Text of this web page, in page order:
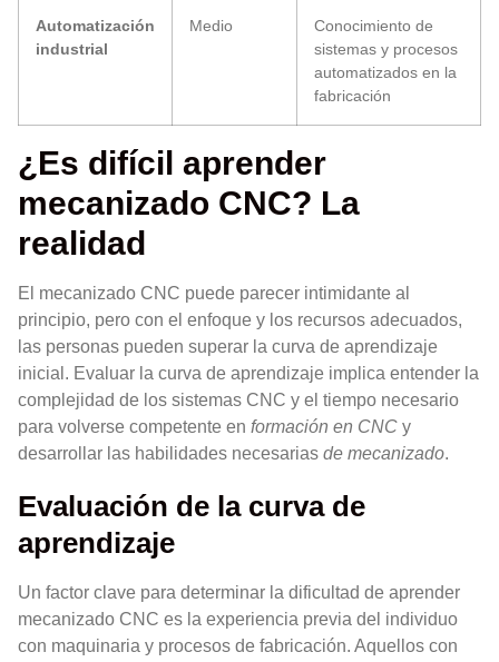
Automatización
industrial
Medio
Conocimiento de
sistemas y procesos
automatizados en la
fabricación
¿Es difícil aprender
mecanizado CNC? La
realidad
El mecanizado CNC puede parecer intimidante al
principio, pero con el enfoque y los recursos adecuados,
las personas pueden superar la curva de aprendizaje
inicial. Evaluar la curva de aprendizaje implica entender la
complejidad de los sistemas CNC y el tiempo necesario
para volverse competente en formación en CNC y
desarrollar las habilidades necesarias de mecanizado.
Evaluación de la curva de
aprendizaje
Un factor clave para determinar la dificultad de aprender
mecanizado CNC es la experiencia previa del individuo
con maquinaria y procesos de fabricación. Aquellos con